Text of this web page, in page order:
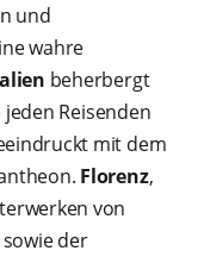
und
wahre
beherbergt
jeden Reisenden
mit dem
Florenz,
von
der